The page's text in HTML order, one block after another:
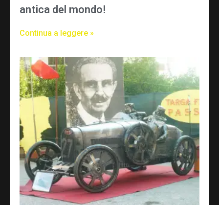
antica del mondo!
Continua a leggere »